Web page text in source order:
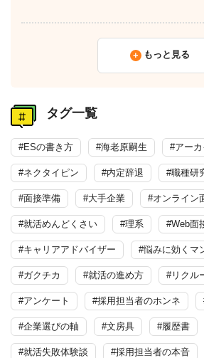
もっと見る
タグ一覧
#ESの書き方 #海老原嗣生 #アー
#ネクタイピン #内定辞退 #職種研
#面接準備 #大手企業 #オンライン
#就活めんどくさい #理系 #Web面
#キャリアアドバイザー #悩みに効くマ
#ガクチカ #就活の進め方 #リクル
#アンケート #採用担当者のホンネ
#企業選びの軸 #文房具 #履歴書
#就活失敗体験談 #採用担当者の本音